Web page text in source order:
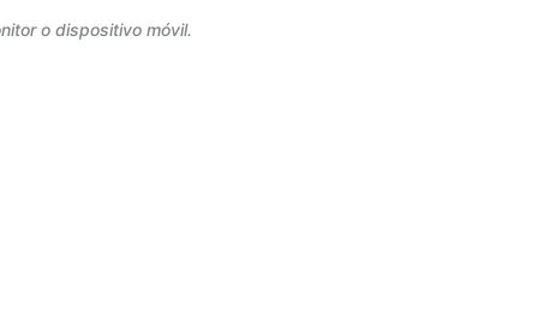
o dispositivo móvil.